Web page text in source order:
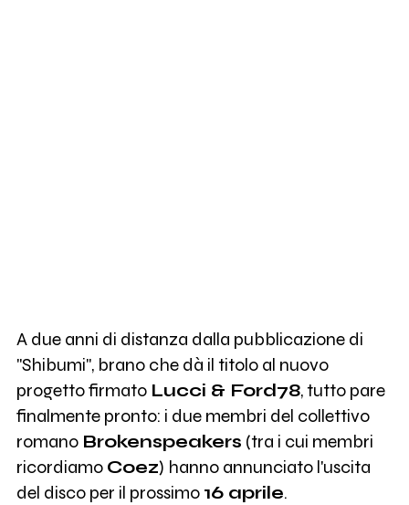
A d​​​​ue anni di distanza dalla pubblicazione di
"Shibumi", brano che dà il titolo al nuovo
progetto firmato Lucci & Ford78, tutto pare
finalmente pronto: i due membri del collettivo
romano Brokenspeakers (tra i cui membri
ricordiamo Coez) hanno annunciato l'uscita
del disco per il prossimo 16 aprile.